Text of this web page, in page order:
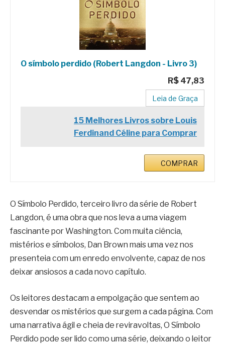
O símbolo perdido (Robert Langdon - Livro 3)
R$ 47,83
Leia de Graça
15 Melhores Livros sobre Louis
Ferdinand Céline para Comprar
COMPRAR
O Símbolo Perdido, terceiro livro da série de Robert
Langdon, é uma obra que nos leva a uma viagem
fascinante por Washington. Com muita ciência,
mistérios e símbolos, Dan Brown mais uma vez nos
presenteia com um enredo envolvente, capaz de nos
deixar ansiosos a cada novo capítulo.
Os leitores destacam a empolgação que sentem ao
desvendar os mistérios que surgem a cada página. Com
uma narrativa ágil e cheia de reviravoltas, O Símbolo
Perdido pode ser lido como uma série, deixando o leitor